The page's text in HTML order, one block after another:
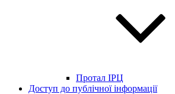
Протал ІРЦ
Доступ до публічної інформації